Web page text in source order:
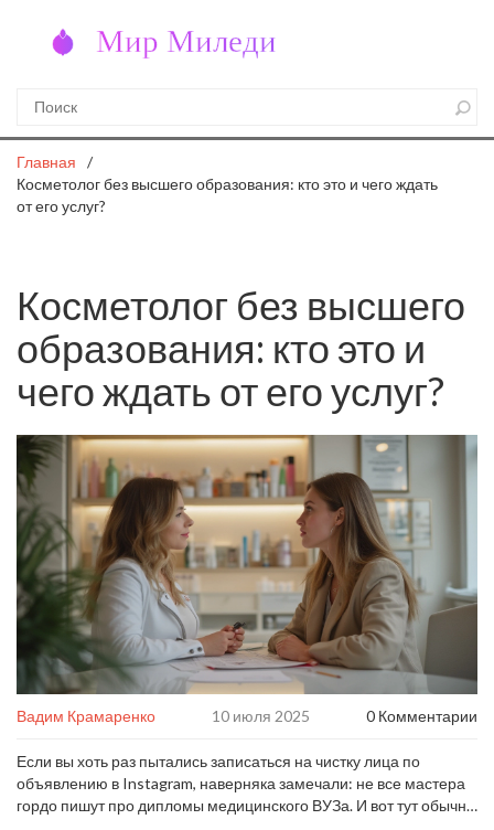
Главная
Косметолог без высшего образования: кто это и чего ждать
от его услуг?
Косметолог без высшего
образования: кто это и
чего ждать от его услуг?
Вадим Крамаренко 10 июля 2025 0 Комментарии
Если вы хоть раз пытались записаться на чистку лица по
объявлению в Instagram, наверняка замечали: не все мастера
гордо пишут про дипломы медицинского ВУЗа. И вот тут обычно